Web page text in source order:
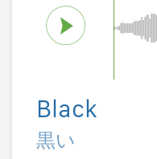
Black
黒い